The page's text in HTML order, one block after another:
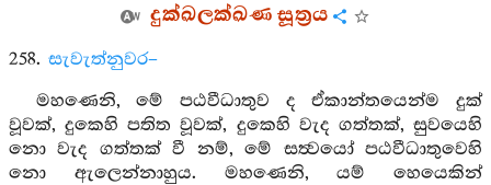
දුක්ඛලක්ඛණ සූත්‍රය
258. සැවැත්නුවර–
මහණෙනි, මේ පඨවීධාතුව ද ඒකාන්තයෙන්ම දුක්
වූවක්, දුකෙහි පතිත වූවක්, දුකෙහි වැද ගත්තක්, සුවයෙහි
නො වැද ගත්තක් වී නම්, මේ සත්‍වයෝ පඨවීධාතුවෙහි
නො ඇලෙන්නාහුය. මහණෙනි, යම් හෙයෙකින්